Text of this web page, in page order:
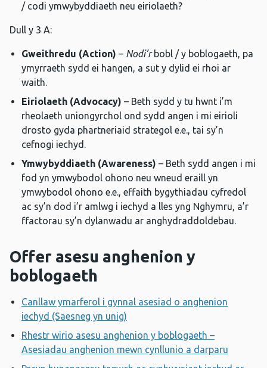
/ codi ymwybyddiaeth neu eiriolaeth?
Dull y 3 A:
Gweithredu (Action) – Nodi’r bobl / y boblogaeth, pa
ymyrraeth sydd ei hangen, a sut y dylid ei rhoi ar
waith.
Eiriolaeth (Advocacy) – Beth sydd y tu hwnt i’m
rheolaeth uniongyrchol ond sydd angen i mi eirioli
drosto gyda phartneriaid strategol e.e., tai sy’n
cefnogi iechyd.
Ymwybyddiaeth (Awareness) – Beth sydd angen i mi
fod yn ymwybodol ohono neu wneud eraill yn
ymwybodol ohono e.e., effaith bygythiadau cyfredol
ac sy’n dod i’r amlwg i iechyd a lles yng Nghymru, a’r
ffactorau sy’n dylanwadu ar anghydraddoldebau.
Offer asesu anghenion y
boblogaeth
Canllaw ymarferol i gynnal asesiad o anghenion
iechyd (Saesneg yn unig)
Rhestr wirio asesu anghenion y boblogaeth –
Asesiadau anghenion mewn cynllunio a darparu